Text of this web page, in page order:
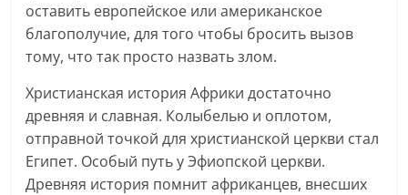
оставить европейское или американское
благополучие, для того чтобы бросить вызов
тому, что так просто назвать злом.
Христианская история Африки достаточно
древняя и славная. Колыбелью и оплотом,
отправной точкой для христианской церкви стал
Египет. Особый путь у Эфиопской церкви.
Древняя история помнит африканцев, внесших